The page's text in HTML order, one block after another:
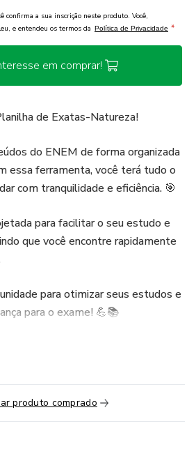
confirma a sua inscrição neste produto. Você,
e entendeu os termos da Política de Privacidade *
em comprar!
de Exatas-Natureza!
do ENEM de forma organizada
essa ferramenta, você terá tudo o
com tranquilidade e eficiência. 🎯
para facilitar o seu estudo e
que você encontre rapidamente
para otimizar seus estudos e
para o exame! 💪📚
e não há espaço para desperdiçá-lo.
produto comprado